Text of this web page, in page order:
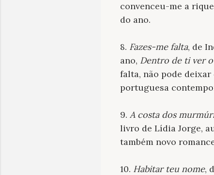
convenceu-me a
do ano.
8. Fazes-me falta, de
ano, Dentro de ti ver
falta, não pode
portuguesa
9. A costa dos
livro de Lídia Jorge,
também novo
10. Habitar teu nome,